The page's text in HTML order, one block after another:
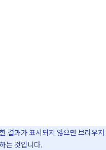
결과가 표시되지 않으면 브라우저
는 것입니다.